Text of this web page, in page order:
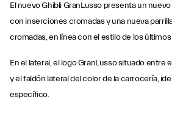
El nuevo Ghibli GranLusso presenta un
con inserciones cromadas y una nueva
cromadas, en línea con el estilo de los
En el lateral, el logo GranLusso situado entre
y el faldón lateral del color de la carrocería,
específico.